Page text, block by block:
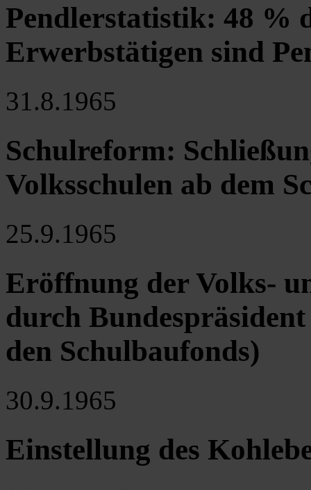
Pendlerstatistik: 48 %
Erwerbstätigen sind
31.8.1965
Schulreform:
Volksschulen ab dem
25.9.1965
Eröffnung der Volks-
durch
den Schulbaufonds)
30.9.1965
Einstellung des